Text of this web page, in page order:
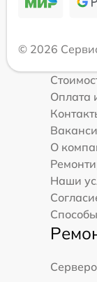
© 2026
Оплата
О
Наши